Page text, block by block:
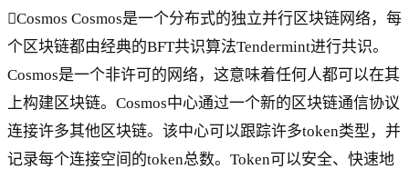
Cosmos Cosmos是一个分布式的独立并行区块链网络，每
个区块链都由经典的BFT共识算法Tendermint进行共识。
Cosmos是一个非许可的网络，这意味着任何人都可以在其
上构建区块链。Cosmos中心通过一个新的区块链通信协议
连接许多其他区块链。该中心可以跟踪许多token类型，并
记录每个连接空间的token总数。Token可以安全、快速地